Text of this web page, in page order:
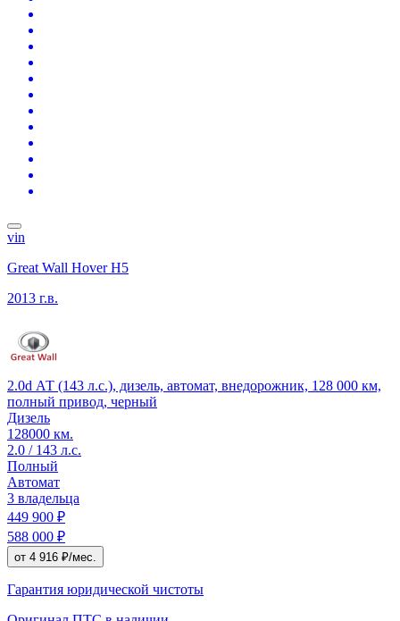
vin
Great Wall Hover H5
2013 г.в.
2.0d АТ (143 л.с.), дизель, автомат, внедорожник, 128 000 км,
полный привод, черный
Дизель
128000 км.
2.0 / 143 л.с.
Полный
Автомат
3 владельца
449 900 ₽
588 000 ₽
от 4 916 ₽/мес.
Гарантия юридической чистоты